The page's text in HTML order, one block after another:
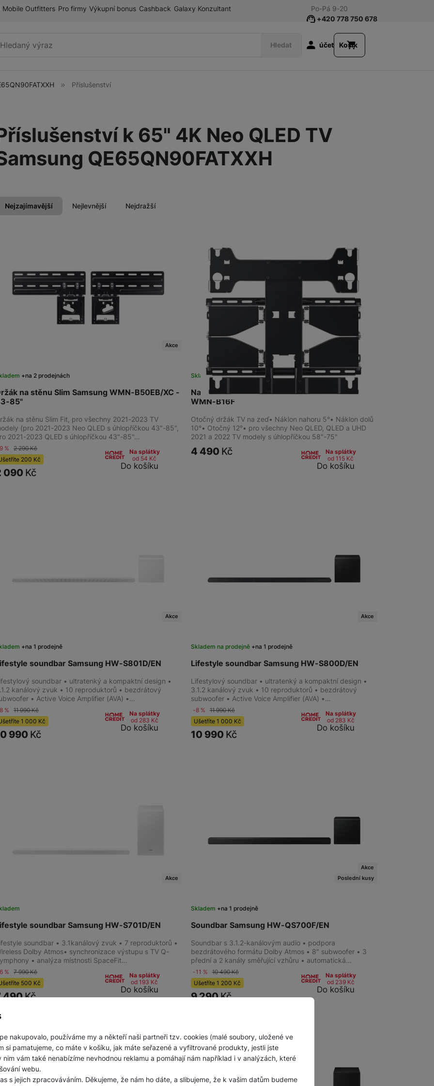
nakupovalo, používáme my a někteří naši partneři tzv. cookies (malé soubory, uložené ve
si pamatujeme, co máte v košíku, jak máte seřazené a vyfiltrované produkty, jestli jste
nim vám také nenabízíme nevhodnou reklamu a pomáhají nám například i v analýzách, které
webu.
s jejich zpracováváním. Děkujeme, že nám ho dáte, a slibujeme, že k vašim datům budeme
Mobile Outfitters Pro firmy Výkupní bonus Cashback Galaxy Konzultant
Vyhledávání Hledat
Galaxy Ring
Televize/Audio
Domácí spotřebiče Monitory
+420 778 750 678
Po-Pá 9-20
Uživatelská
účet Košík
Příslušenství
k 65" 4K Neo QLED TV
QE65QN90FATXXH
Nejzajímavější Nejlevnější Nejdražší
na stěnu Slim Samsung WMN-B50EB/XC -
85"
na 2 prodejnách
Akce
na stěnu Slim Fit, pro všechny 2021-2023 TV
(pro 2021-2023 Neo QLED s úhlopříčkou 43"-85",
2021-2023 QLED s úhlopříčkou 43"-85"…
% 2 290Kč
200 Kč
090 Kč
Na splátky
od 54 Kč
Do košíku
Naklápěcí držák TV na zeď 48"-75" Samsung
WMN-B16F
Skladem na prodejně na 1 prodejně
Otočný držák TV na zeď• Náklon nahoru 5°• Náklon dolů
10°• Otočný 12°• pro všechny Neo QLED, QLED a UHD
2021 a 2022 TV modely s úhlopříčkou 58"-75"
4 490 Kč
Na splátky
od 115 Kč
Do košíku
soundbar Samsung HW-S801D/EN
na 1 prodejně
Akce
soundbar • ultratenký a kompaktní design •
kanálový zvuk • 10 reproduktorů • bezdrátový
• Active Voice Amplifier (AVA) •…
% 11 990Kč
1 000 Kč
990 Kč
Na splátky
od 283 Kč
Do košíku
Lifestyle soundbar Samsung HW-S800D/EN
Skladem na prodejně na 1 prodejně
Akce
Lifestylový soundbar • ultratenký a kompaktní design •
3.1.2 kanálový zvuk • 10 reproduktorů • bezdrátový
subwoofer • Active Voice Amplifier (AVA) •…
-8 % 11 990Kč
Ušetříte 1 000 Kč
10 990 Kč
Na splátky
od 283 Kč
Do košíku
soundbar Samsung HW-S701D/EN
Akce
soundbar • 3.1kanálový zvuk • 7 reproduktorů •
Dolby Atmos• synchronizace výstupu s TV Q-
• analýza místnosti SpaceFit…
% 7 990Kč
500 Kč
490Kč
Na splátky
od 193 Kč
Do košíku
Soundbar Samsung HW-QS700F/EN
Skladem na 1 prodejně
Akce
Poslední kusy
Soundbar s 3.1.2-kanálovým audio • podpora
bezdrátového formátu Dolby Atmos • 8" subwoofer • 3
přední a 2 kanály směřující vzhůru • automatická…
-11 % 10 490Kč
Ušetříte 1 200 Kč
9 290Kč
Na splátky
od 239 Kč
Do košíku